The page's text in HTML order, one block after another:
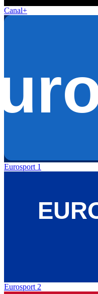
Canal+
Eurosport 1
Eurosport 2